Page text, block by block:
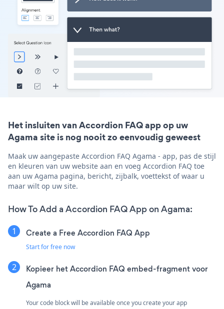
Het insluiten van Accordion FAQ app op uw
Agama site is nog nooit zo eenvoudig geweest
Maak uw aangepaste Accordion FAQ Agama - app, pas de stijl
en kleuren van uw website aan en voeg Accordion FAQ toe
aan uw Agama pagina, bericht, zijbalk, voettekst of waar u
maar wilt op uw site.
How To Add a Accordion FAQ App on Agama:
Create a Free Accordion FAQ App
Start for free now
Kopieer het Accordion FAQ embed-fragment voor
Agama
Your code block will be available once you create your app